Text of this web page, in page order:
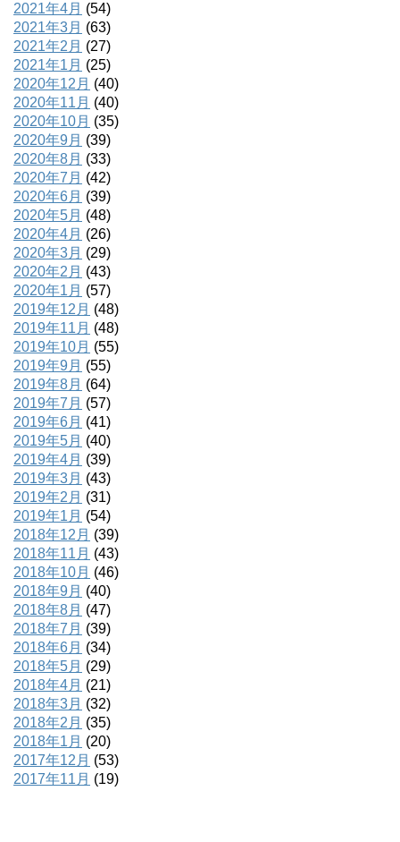
2021年4月 (54)
2021年3月 (63)
2021年2月 (27)
2021年1月 (25)
2020年12月 (40)
2020年11月 (40)
2020年10月 (35)
2020年9月 (39)
2020年8月 (33)
2020年7月 (42)
2020年6月 (39)
2020年5月 (48)
2020年4月 (26)
2020年3月 (29)
2020年2月 (43)
2020年1月 (57)
2019年12月 (48)
2019年11月 (48)
2019年10月 (55)
2019年9月 (55)
2019年8月 (64)
2019年7月 (57)
2019年6月 (41)
2019年5月 (40)
2019年4月 (39)
2019年3月 (43)
2019年2月 (31)
2019年1月 (54)
2018年12月 (39)
2018年11月 (43)
2018年10月 (46)
2018年9月 (40)
2018年8月 (47)
2018年7月 (39)
2018年6月 (34)
2018年5月 (29)
2018年4月 (21)
2018年3月 (32)
2018年2月 (35)
2018年1月 (20)
2017年12月 (53)
2017年11月 (19)